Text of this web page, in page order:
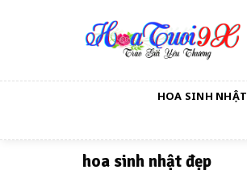
HOA SINH NHẬT
hoa sinh nhật đẹp